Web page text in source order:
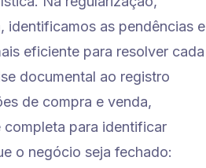
identificamos as pendências e
eficiente para resolver cada
documental ao registro
de compra e venda,
para identificar
o negócio seja fechado: